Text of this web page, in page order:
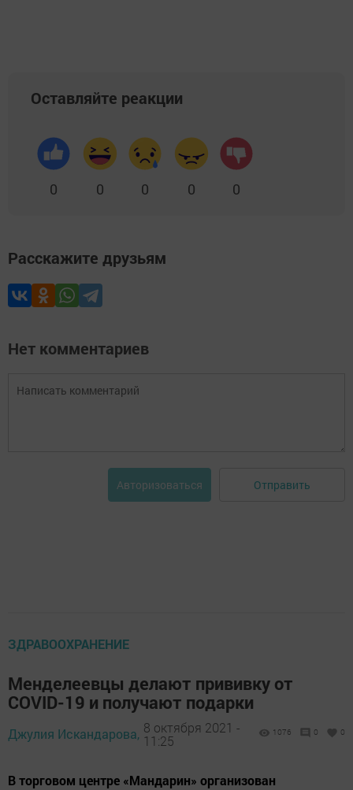
Оставляйте реакции
0 0 0 0 0
Расскажите друзьям
Нет комментариев
Авторизоваться Отправить
ЗДРАВООХРАНЕНИЕ
Менделеевцы делают прививку от
COVID-19 и получают подарки
Джулия Искандарова, 8 октября 2021 -
11:25
1076 0 0
В торговом центре «Мандарин» организован